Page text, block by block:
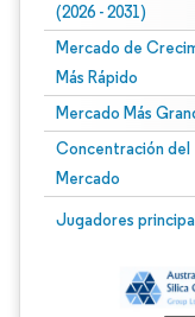
(2026 - 2031)
Mercado de
Más Rápido
Mercado Más
Concentración del
Mercado
Jugadores
Imagen © Mordor